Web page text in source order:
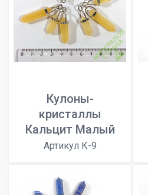
Кулоны-
кристаллы
Кальцит Малый
Артикул К-9